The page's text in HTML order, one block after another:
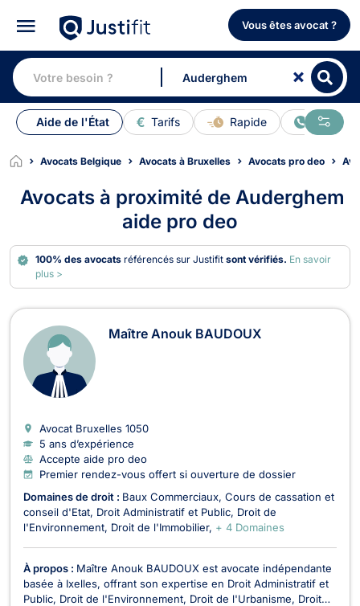
Vous êtes avocat ?
Aide de l'État Tarifs Rapide En ligne
Avocats Belgique Avocats à Bruxelles Avocats pro deo
Avocats à proximité de Auderghem
aide pro deo
100% des avocats référencés sur Justifitsont vérifiés. En savoir
plus >
Avocats à Auderghem
Maître Anouk BAUDOUX
Avocat Bruxelles 1050
5 ans d’expérience
Accepte aide pro deo
Premier rendez-vous offert si ouverture de dossier
Domaines de droit : Baux Commerciaux Cours de cassation et
conseil d'Etat Droit Administratif et Public Droit de
l'Environnement Droit de l'Immobilier + 4 Domaines
À propos : Maître Anouk BAUDOUX est avocate indépendante
basée à Ixelles, offrant son expertise en Droit Administratif et
Public, Droit de l'Environnement, Droit de l'Urbanisme, Droit